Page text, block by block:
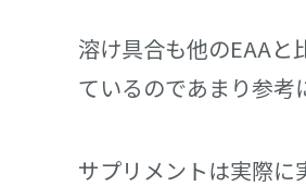
溶け具合も他のEAAと
ているのであまり参
サプリメントは実際に